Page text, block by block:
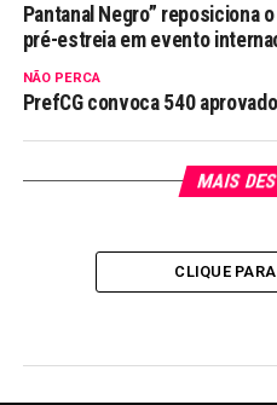
Pantanal Negro” reposiciona
pré-estreia em evento
NÃO PERCA
PrefCG convoca 540
MAIS
CLIQUE